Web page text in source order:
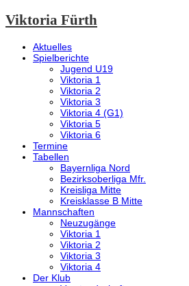
Viktoria Fürth
Aktuelles
Spielberichte
Jugend U19
Viktoria 1
Viktoria 2
Viktoria 3
Viktoria 4 (G1)
Viktoria 5
Viktoria 6
Termine
Tabellen
Bayernliga Nord
Bezirksoberliga Mfr.
Kreisliga Mitte
Kreisklasse B Mitte
Mannschaften
Neuzugänge
Viktoria 1
Viktoria 2
Viktoria 3
Viktoria 4
Der Klub